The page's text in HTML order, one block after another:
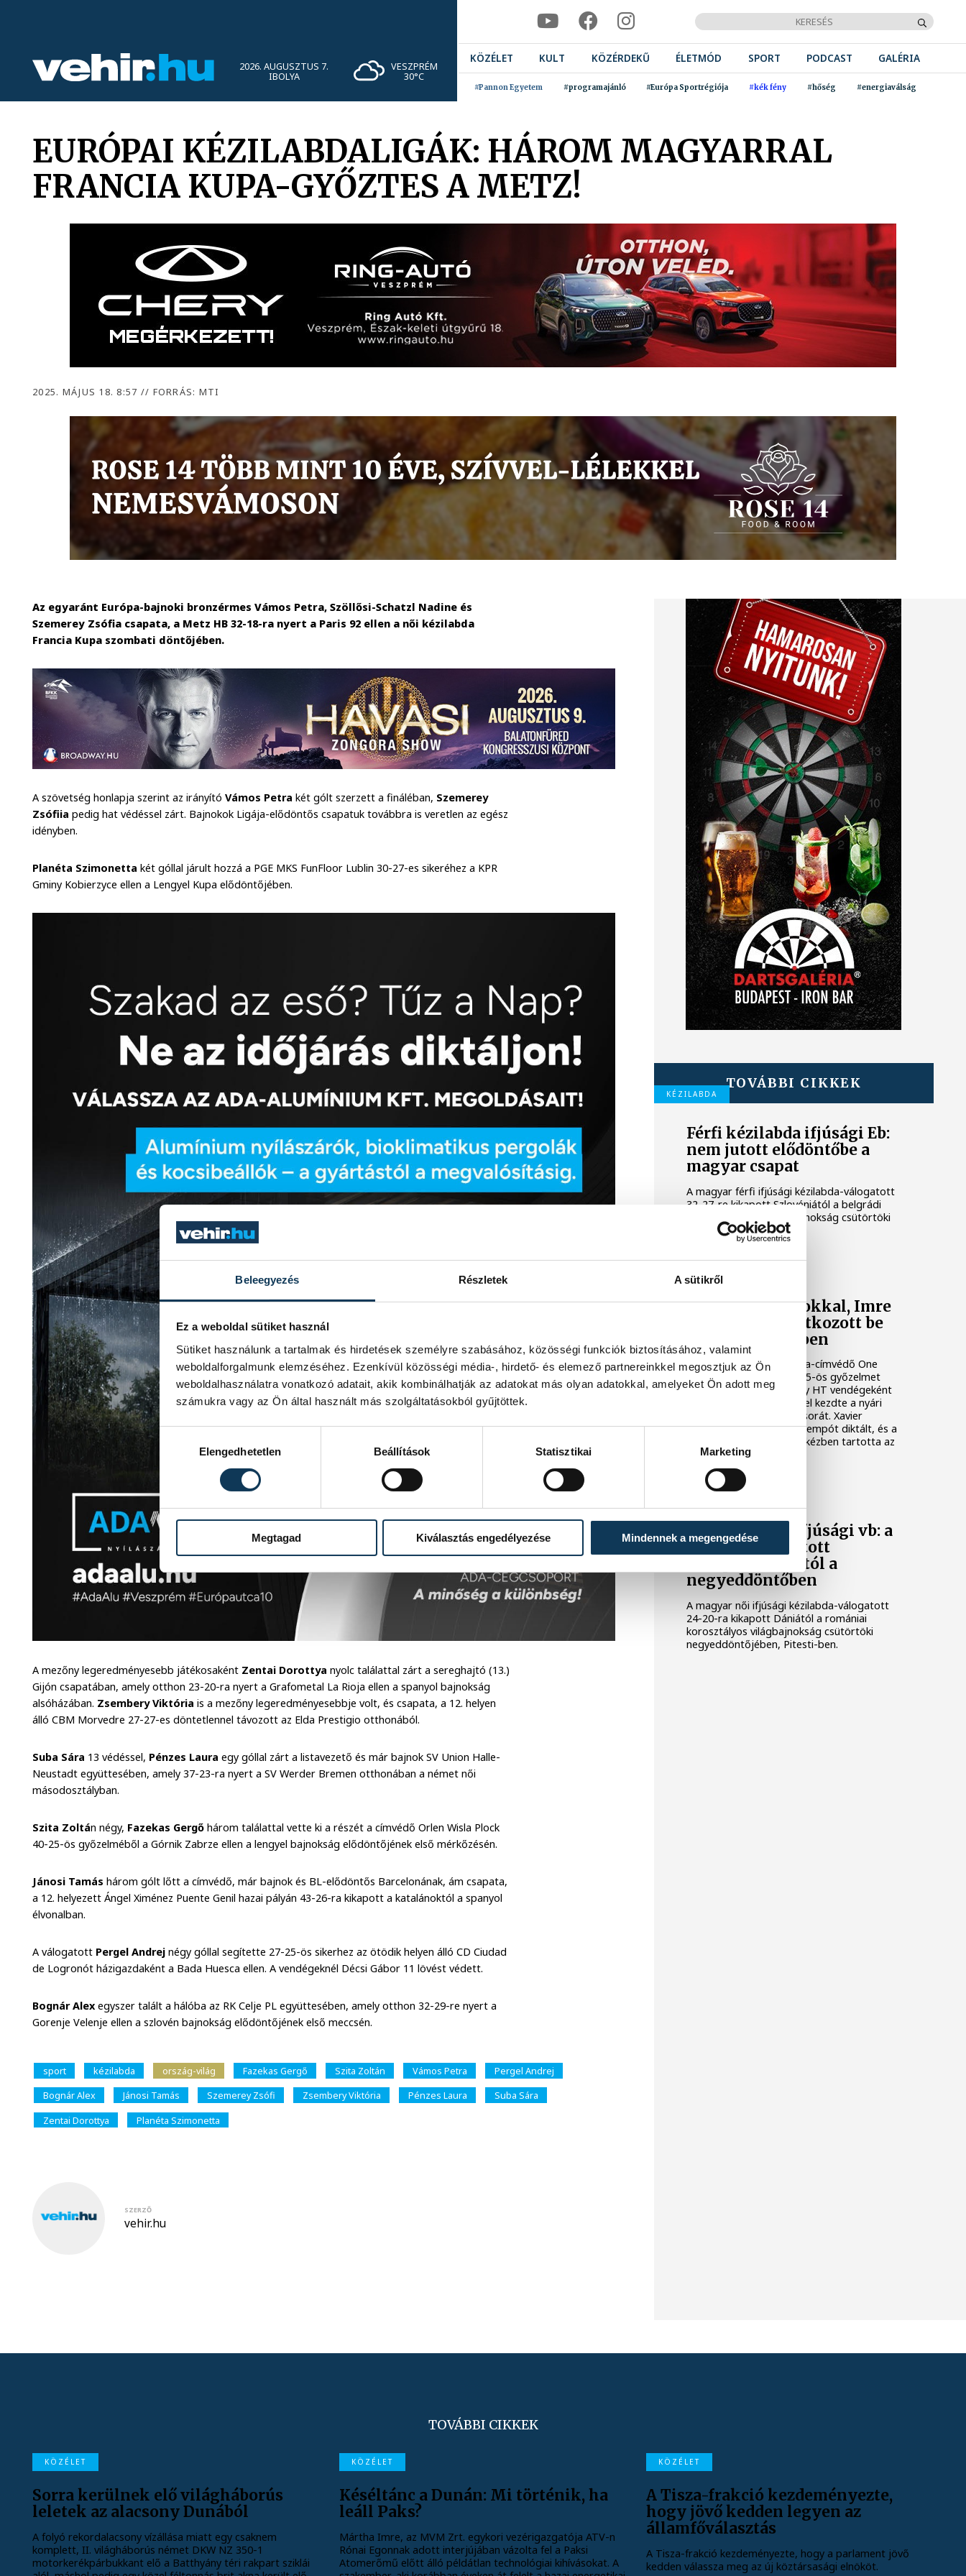
Beleegyezés Részletek A sütikről
Ez a weboldal sütiket használ
Sütiket használunk a tartalmak és hirdetések személyre szabásához, közösségi funkciók biztosításához, valamint
weboldalforgalmunk elemzéséhez. Ezenkívül közösségi média-, hirdető- és elemező partnereinkkel megosztjuk az Ön
weboldalhasználatra vonatkozó adatait, akik kombinálhatják az adatokat más olyan adatokkal, amelyeket Ön adott meg
számukra vagy az Ön által használt más szolgáltatásokból gyűjtöttek.
Elengedhetetlen
Beállítások Statisztikai Marketing
Megtagad Kiválasztás engedélyezése Mindennek a megengedése
2026. AUGUSZTUS 7.
IBOLYA
VESZPRÉM
30°C
KÖZÉLET KULT KÖZÉRDEKŰ ÉLETMÓD SPORT PODCAST GALÉRIA
#Pannon Egyetem #programajánló #Európa Sportrégiója #kék fény #hőség #energiaválság
EURÓPAI KÉZILABDALIGÁK: HÁROM MAGYARRAL
FRANCIA KUPA-GYŐZTES A METZ!
2025. MÁJUS 18. 8:57 // FORRÁS: MTI
Az egyaránt Európa-bajnoki bronzérmes Vámos Petra, Szöllősi-Schatzl Nadine és
Szemerey Zsófia csapata, a Metz HB 32-18-ra nyert a Paris 92 ellen a női kézilabda
Francia Kupa szombati döntőjében.
A szövetség honlapja szerint az irányítóVámos Petra két gólt szerzett a fináléban, Szemerey
Zsófiia pedig hat védéssel zárt. Bajnokok Ligája-elődöntős csapatuk továbbra is veretlen az egész
idényben.
Planéta Szimonetta két góllal járult hozzá a PGE MKS FunFloor Lublin 30-27-es sikeréhez a KPR
Gminy Kobierzyce ellen a Lengyel Kupa elődöntőjében.
A mezőny legeredményesebb játékosaként Zentai Dorottyanyolc találattal zárt a sereghajtó (13.)
Gijón csapatában, amely otthon 23-20-ra nyert a Grafometal La Rioja ellen a spanyol bajnokság
alsóházában. Zsembery Viktóriais a mezőny legeredményesebbje volt, és csapata, a 12. helyen
álló CBM Morvedre 27-27-es döntetlennel távozott az Elda Prestigio otthonából.
Suba Sára 13 védéssel, Pénzes Laura egy góllal zárt a listavezető és már bajnok SV Union Halle-
Neustadt együttesében, amely 37-23-ra nyert a SV Werder Bremen otthonában a német női
másodosztályban.
Szita Zoltán négy, Fazekas Gergő három találattal vette ki a részét a címvédő Orlen Wisla Plock
40-25-ös győzelméből a Górnik Zabrze ellen a lengyel bajnokság elődöntőjének első mérkőzésén.
Jánosi Tamáshárom gólt lőtt a címvédő, már bajnok és BL-elődöntős Barcelonának, ám csapata,
a 12. helyezett Ángel Ximénez Puente Genil hazai pályán 43-26-ra kikapott a katalánoktól a spanyol
élvonalban.
A válogatott Pergel Andrej négy góllal segítette 27-25-ös sikerhez az ötödik helyen álló CD Ciudad
de Logronót házigazdaként a Bada Huesca ellen. A vendégeknél Décsi Gábor 11 lövést védett.
Bognár Alexegyszer talált a hálóba az RK Celje PL együttesében, amely otthon 32-29-re nyert a
Gorenje Velenje ellen a szlovén bajnokság elődöntőjének első meccsén.
sport kézilabda ország-világ Fazekas Gergő Szita Zoltán Vámos Petra
Pergel Andrej
Bognár Alex
Jánosi Tamás Szemerey Zsófi Zsembery Viktória Pénzes Laura
Suba Sára
Zentai Dorottya
Planéta Szimonetta
SZERZŐ
vehir.hu
TOVÁBBI CIKKEK
KÉZILABDA
Férfi kézilabda ifjúsági Eb:
nem jutott elődöntőbe a
magyar csapat
A magyar férfi ifjúsági kézilabda-válogatott
32-27-re kikapott Szlovéniától a belgrádi
korosztályos Európa-bajnokság csütörtöki
negyeddöntőjében.
Nielsen bravúrokkal, Imre
két góllal mutatkozott be
Veszprém-mezben
A bajnoki és Magyar Kupa-címvédő One
Veszprém fölényes, 44–25-ös győzelmet
aratott az ETO University HT vendégeként
csütörtökön, ezzel sikerrel kezdte a nyári
felkészülési mérkőzések sorát. Xavier
Pascual együttese nagy tempót diktált, és a
találkozó nagy részében kézben tartotta az
eseményeket.
KÉZILABDA
Női kézilabda ifjúsági vb: a
magyar válogatott
kikapott Dániától a
negyeddöntőben
A magyar női ifjúsági kézilabda-válogatott
24-20-ra kikapott Dániától a romániai
korosztályos világbajnokság csütörtöki
negyeddöntőjében, Pitesti-ben.
TOVÁBBI CIKKEK
KÖZÉLET
Sorra kerülnek elő világháborús
leletek az alacsony Dunából
A folyó rekordalacsony vízállása miatt egy csaknem
komplett, II. világháborús német DKW NZ 350-1
motorkerékpárbukkant elő a Batthyány téri rakpart sziklái
KÖZÉLET
Késéltánc a Dunán: Mi történik, ha
leáll Paks?
Mártha Imre, az MVM Zrt. egykori vezérigazgatója ATV-n
Rónai Egonnak adott interjújában vázolta fel a Paksi
Atomerőmű előtt álló példátlan technológiai kihívásokat. A
KÖZÉLET
A Tisza-frakció kezdeményezte,
hogy jövő kedden legyen az
államfőválasztás
A Tisza-frakció kezdeményezte, hogy a parlament jövő
kedden válassza meg az új köztársasági elnököt.